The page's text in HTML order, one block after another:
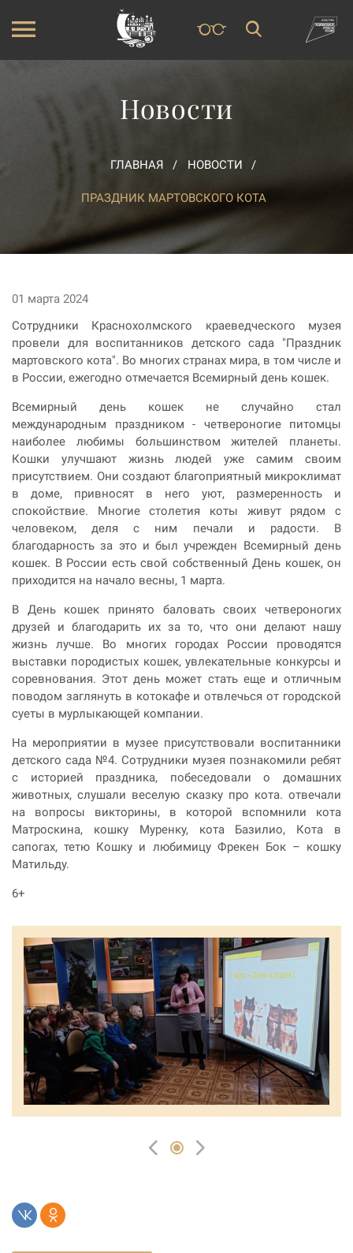
Новости
ГЛАВНАЯ НОВОСТИ
ПРАЗДНИК МАРТОВСКОГО КОТА
01 марта 2024
Сотрудники Краснохолмского краеведческого музея
провели для воспитанников детского сада "Праздник
мартовского кота". Во многих странах мира, в том числе и
в России, ежегодно отмечается Всемирный день кошек.
Всемирный день кошек не случайно стал
международным праздником - четвероногие питомцы
наиболее любимы большинством жителей планеты.
Кошки улучшают жизнь людей уже самим своим
присутствием. Они создают благоприятный микроклимат
в доме, привносят в него уют, размеренность и
спокойствие. Многие столетия коты живут рядом с
человеком, деля с ним печали и радости. В
благодарность за это и был учрежден Всемирный день
кошек. В России есть свой собственный День кошек, он
приходится на начало весны, 1 марта.
В День кошек принято баловать своих четвероногих
друзей и благодарить их за то, что они делают нашу
жизнь лучше. Во многих городах России проводятся
выставки породистых кошек, увлекательные конкурсы и
соревнования. Этот день может стать еще и отличным
поводом заглянуть в котокафе и отвлечься от городской
суеты в мурлыкающей компании.
На мероприятии в музее присутствовали воспитанники
детского сада №4. Сотрудники музея познакомили ребят
с историей праздника, побеседовали о домашних
животных, слушали веселую сказку про кота. отвечали
на вопросы викторины, в которой вспомнили кота
Матроскина, кошку Муренку, кота Базилио, Кота в
сапогах, тетю Кошку и любимицу Фрекен Бок – кошку
Матильду.
6+